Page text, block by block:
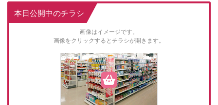
本日公開中のチラシ
画像はイメージです。
画像をクリックするとチラシが開きます。